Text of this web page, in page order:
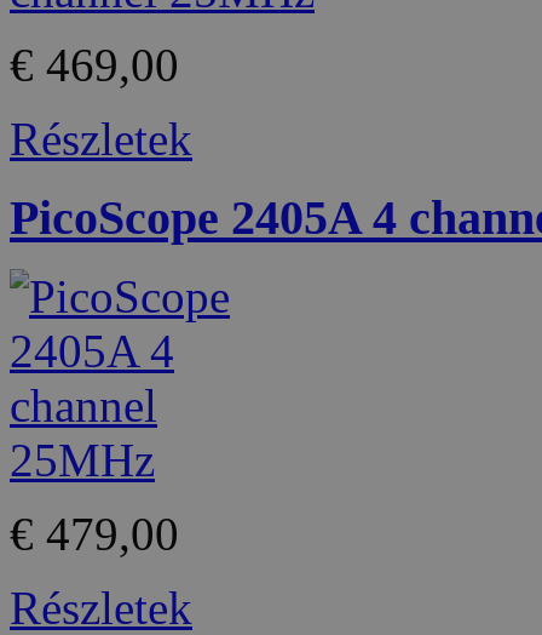
€ 469,00
Részletek
PicoScope 2405A 4
€ 479,00
Részletek